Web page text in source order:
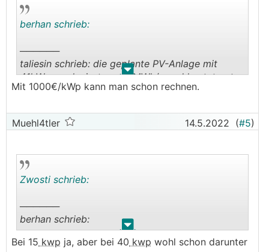
. .
berhan schrieb:
──────
taliesin schrieb: die geplante PV-Anlage mit
41kWp produziert ca. 40MWh/a und kostet gut
50k€
Ich kenn zwar deine Gegebenheiten vor Ort
einem Elektriker in der Hinterhand würde ich
sagen kostet dir die Anlage nicht Mal die Hälfte.
Mit 1000€/kWp kann man schon rechnen.
Muehl4tler 14.5.2022 (#5)
. .
Zwosti schrieb:
──────
berhan schrieb:
──────
Bei 15 kwp ja, aber bei 40 kwp wohl schon darunter